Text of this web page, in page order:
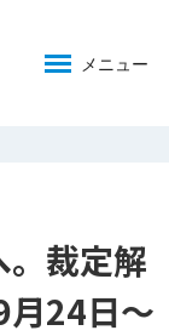
メニュー
裁定解
24日～